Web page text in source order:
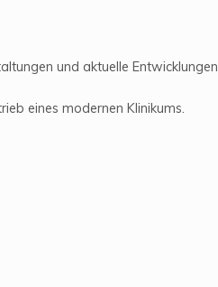
und aktuelle Entwicklungen
eines modernen Klinikums.